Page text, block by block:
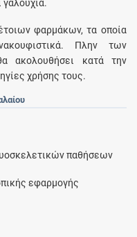
γαλουχία.
φαρμάκων, τα οποία
Πλην των
ακολουθήσει κατά την
χρήσης τους.
παθήσεων
εφαρμογής